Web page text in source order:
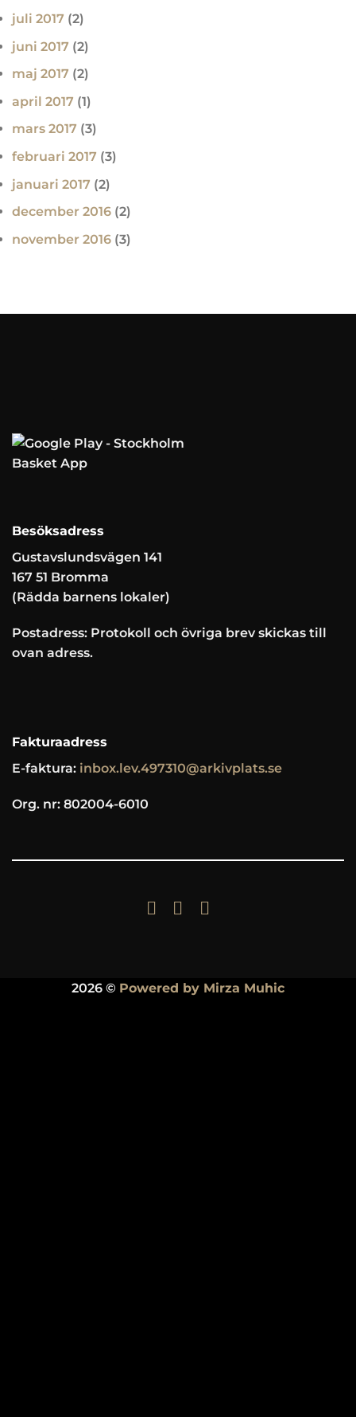
juli 2017 (2)
juni 2017 (2)
maj 2017 (2)
april 2017 (1)
mars 2017 (3)
februari 2017 (3)
januari 2017 (2)
december 2016 (2)
november 2016 (3)
Besöksadress
Gustavslundsvägen 141
167 51 Bromma
(Rädda barnens lokaler)
Postadress: Protokoll och övriga brev skickas till
ovan adress.
Fakturaadress
E-faktura: inbox.lev.497310@arkivplats.se
Org. nr: 802004-6010
2026 © Powered by Mirza Muhic